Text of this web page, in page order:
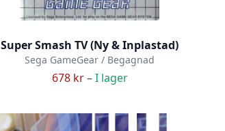
Super Smash TV (Ny & Inplastad)
Sega GameGear / Begagnad
678 kr –I lager